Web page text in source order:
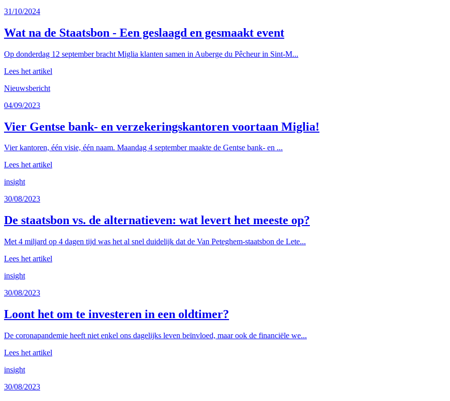
31/10/2024
Wat na de Staatsbon - Een geslaagd en gesmaakt event
Op donderdag 12 september bracht Miglia klanten samen in Auberge du Pêcheur in Sint-M...
Lees het artikel
Nieuwsbericht
04/09/2023
Vier Gentse bank- en verzekeringskantoren voortaan Miglia!
Vier kantoren, één visie, één naam. Maandag 4 september maakte de Gentse bank- en ...
Lees het artikel
insight
30/08/2023
De staatsbon vs. de alternatieven: wat levert het meeste op?
Met 4 miljard op 4 dagen tijd was het al snel duidelijk dat de Van Peteghem-staatsbon de Lete...
Lees het artikel
insight
30/08/2023
Loont het om te investeren in een oldtimer?
De coronapandemie heeft niet enkel ons dagelijks leven beïnvloed, maar ook de financiële we...
Lees het artikel
insight
30/08/2023